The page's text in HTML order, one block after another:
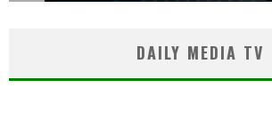
DAILY MEDIA TV